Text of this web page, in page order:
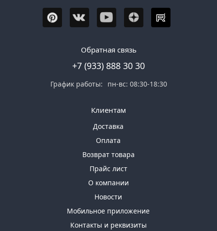
Обратная связь
+7 (933) 888 30 30
График работы: пн-вс: 08:30-18:30
Клиентам
Доставка
Оплата
Возврат товара
Прайс лист
О компании
Новости
Мобильное приложение
Контакты и реквизиты